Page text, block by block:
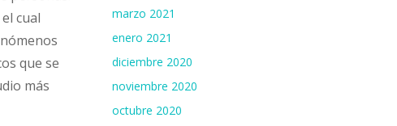
el cual
que se
más
marzo 2021
enero 2021
diciembre 2020
noviembre 2020
octubre 2020